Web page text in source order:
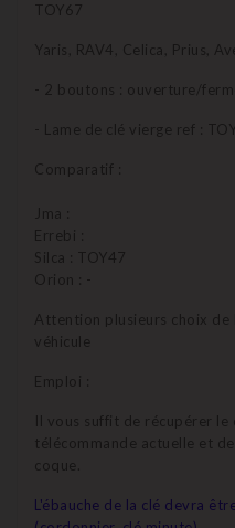
TOY67
Yaris, RAV4, Celica, Prius,
- 2 boutons : ouverture/
- Lame de clé vierge ref :
Comparatif :
Jma :
Errebi :
Silca : TOY47
Orion : -
Attention plusieurs choix de
véhicule
Emploi :
Il vous suffit de récupérer
télécommande actuelle et
coque.
L'ébauche de la clé devra